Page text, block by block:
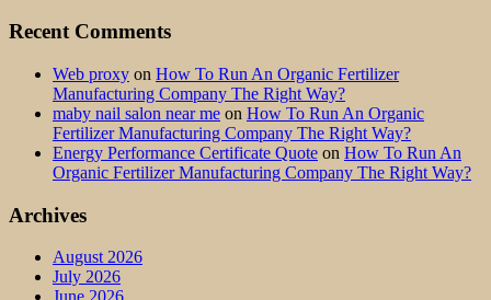
Recent Comments
Web proxy on How To Run An Organic Fertilizer
Manufacturing Company The Right Way?
maby nail salon near me on How To Run An Organic
Fertilizer Manufacturing Company The Right Way?
Energy Performance Certificate Quote on How To Run An
Organic Fertilizer Manufacturing Company The Right Way?
Archives
August 2026
July 2026